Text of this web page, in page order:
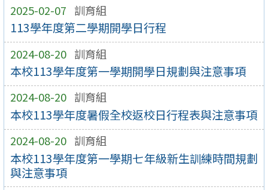
2025-02-07 訓育組
113學年度第二學期開學日行程
2024-08-20 訓育組
本校113學年度第一學期開學日規劃與注意事項
2024-08-20 訓育組
本校113學年度暑假全校返校日行程表與注意事項
2024-08-20 訓育組
本校113學年度第一學期七年級新生訓練時間規劃
與注意事項